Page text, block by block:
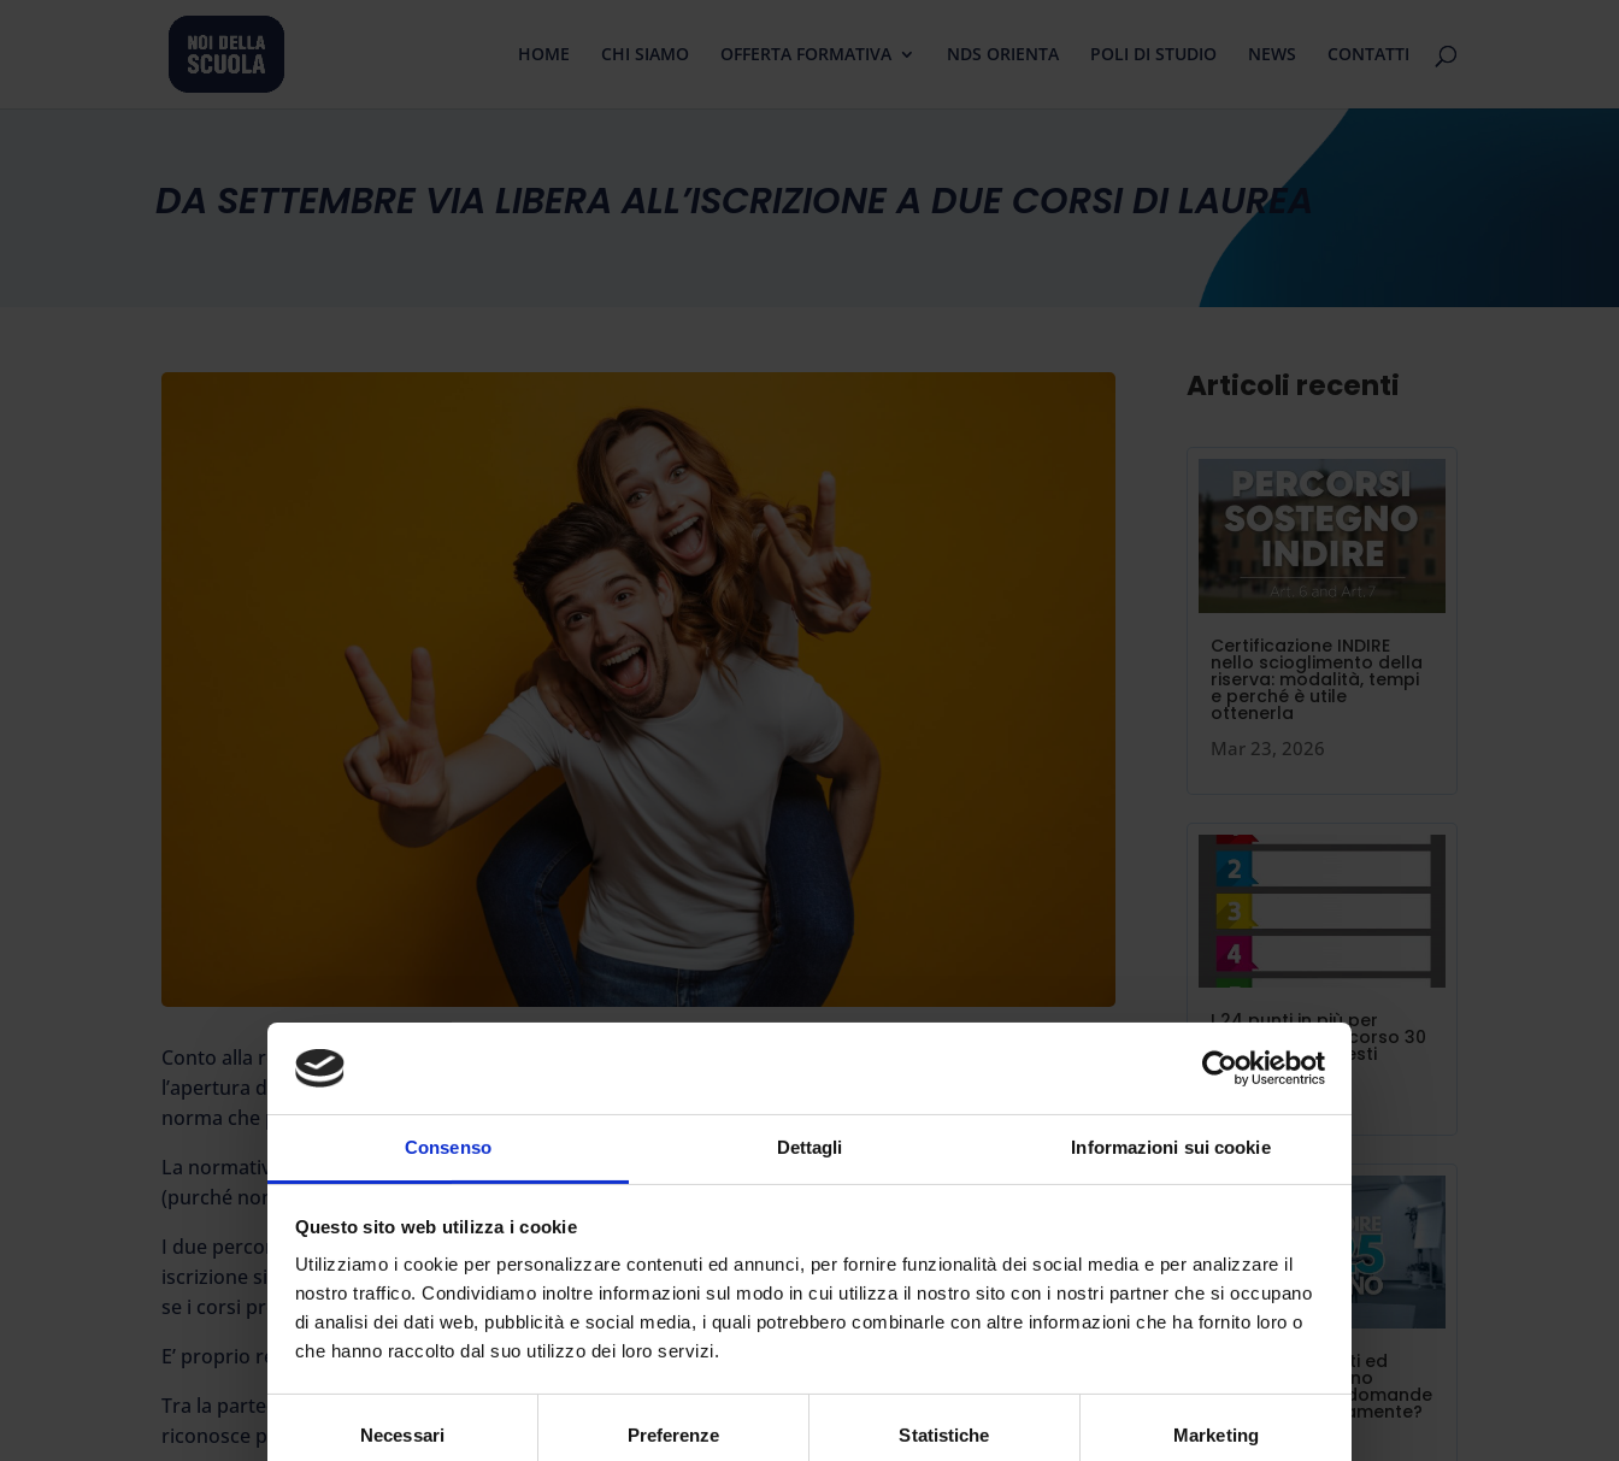
Consenso Dettagli Informazioni sui cookie
Questo sito web utilizza i cookie
Utilizziamo i cookie per personalizzare contenuti ed annunci, per fornire funzionalità dei social media e per analizzare il
nostro traffico. Condividiamo inoltre informazioni sul modo in cui utilizza il nostro sito con i nostri partner che si occupano
di analisi dei dati web, pubblicità e social media, i quali potrebbero combinarle con altre informazioni che ha fornito loro o
che hanno raccolto dal suo utilizzo dei loro servizi.
Necessari Preferenze Statistiche Marketing
HOME CHI SIAMO OFFERTA FORMATIVA NDS ORIENTA POLI DI STUDIO NEWS CONTATTI
DA SETTEMBRE VIA LIBERA ALL’ISCRIZIONE A DUE CORSI DI LAUREA
Conto alla rovescia per l’iscrizione a un secondo corso di laurea o a un master. Da settembre, con
l’apertura dell’anno accademico 2022-2023, entra infatti in vigore la legge con la quale viene abrogata la
norma che prevede il divieto, risalente al 1933.
La normativa prevede che sarà possibile iscriversi contemporaneamente a due percorsi di laurea
(purché non appartenenti alla stessa classe) o a una laurea e a un master.
I due percorsi possono essere sostenuti anche presso due diverse università. Per le modalità di
iscrizione si tratterà comunque di seguire le disposizioni contenute nei decreti ministeriali, soprattutto
se i corsi prevedono la frequenza obbligatoria.
E’ proprio relativamente alla frequenza obbligatoria che è stata sempre prevista l’incompatibilità.
Tra la partecipazione al corso di specializzazione per il sostegno (TFA) e a qualsiasi percorso che
riconosce punteggi.
Articoli recenti
Certificazione INDIRE
nello scioglimento della
riserva: modalità, tempi
e perché è utile
ottenerla
Mar 23, 2026
I 24 punti in più per
concorso o percorso 30
CFU vanno richiesti
Lug 11, 2025
INDIRE triennalisti ed
estero. Si possono
presentare più domande
contemporaneamente?
Lug 10, 2025